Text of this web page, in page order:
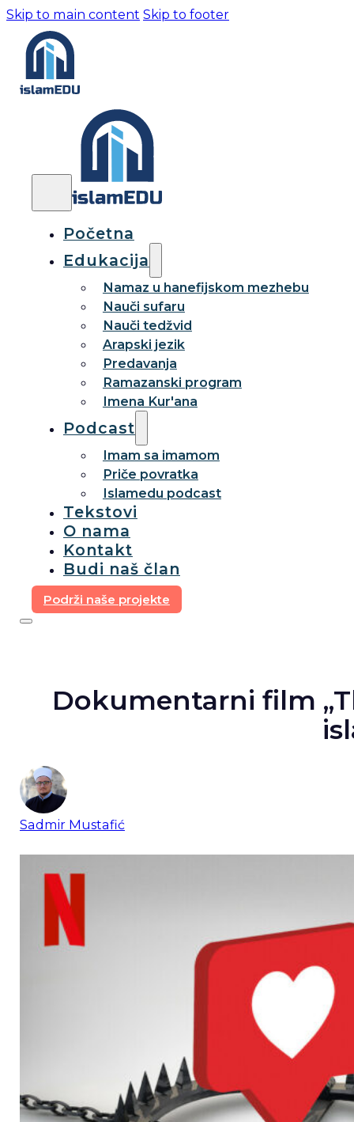
Skip to main content Skip to footer
Početna
Edukacija
Namaz u hanefijskom mezhebu
Nauči sufaru
Nauči tedžvid
Arapski jezik
Predavanja
Ramazanski program
Imena Kur'ana
Podcast
Imam sa imamom
Priče povratka
Islamedu podcast
Tekstovi
O nama
Kontakt
Budi naš član
Podrži naše projekte
Dokumentarni film
Sadmir Mustafić